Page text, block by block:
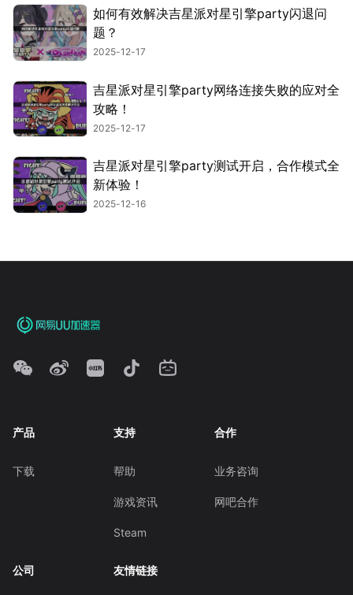
如何有效解决吉星派对星引擎party闪退问
题？
2025-12-17
吉星派对星引擎party网络连接失败的应对全
攻略！
2025-12-17
吉星派对星引擎party测试开启，合作模式全
新体验！
2025-12-16
产品
下载
支持
帮助
游戏资讯
Steam
合作
业务咨询
网吧合作
公司 友情链接